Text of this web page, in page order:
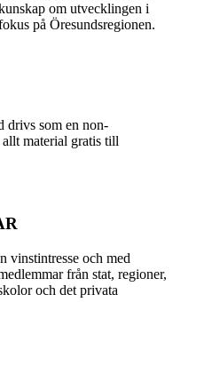
om utvecklingen i
på Öresundsregionen.
drivs som en non-
material gratis till
vinst­intresse och med
från stat, regioner,
och det privata